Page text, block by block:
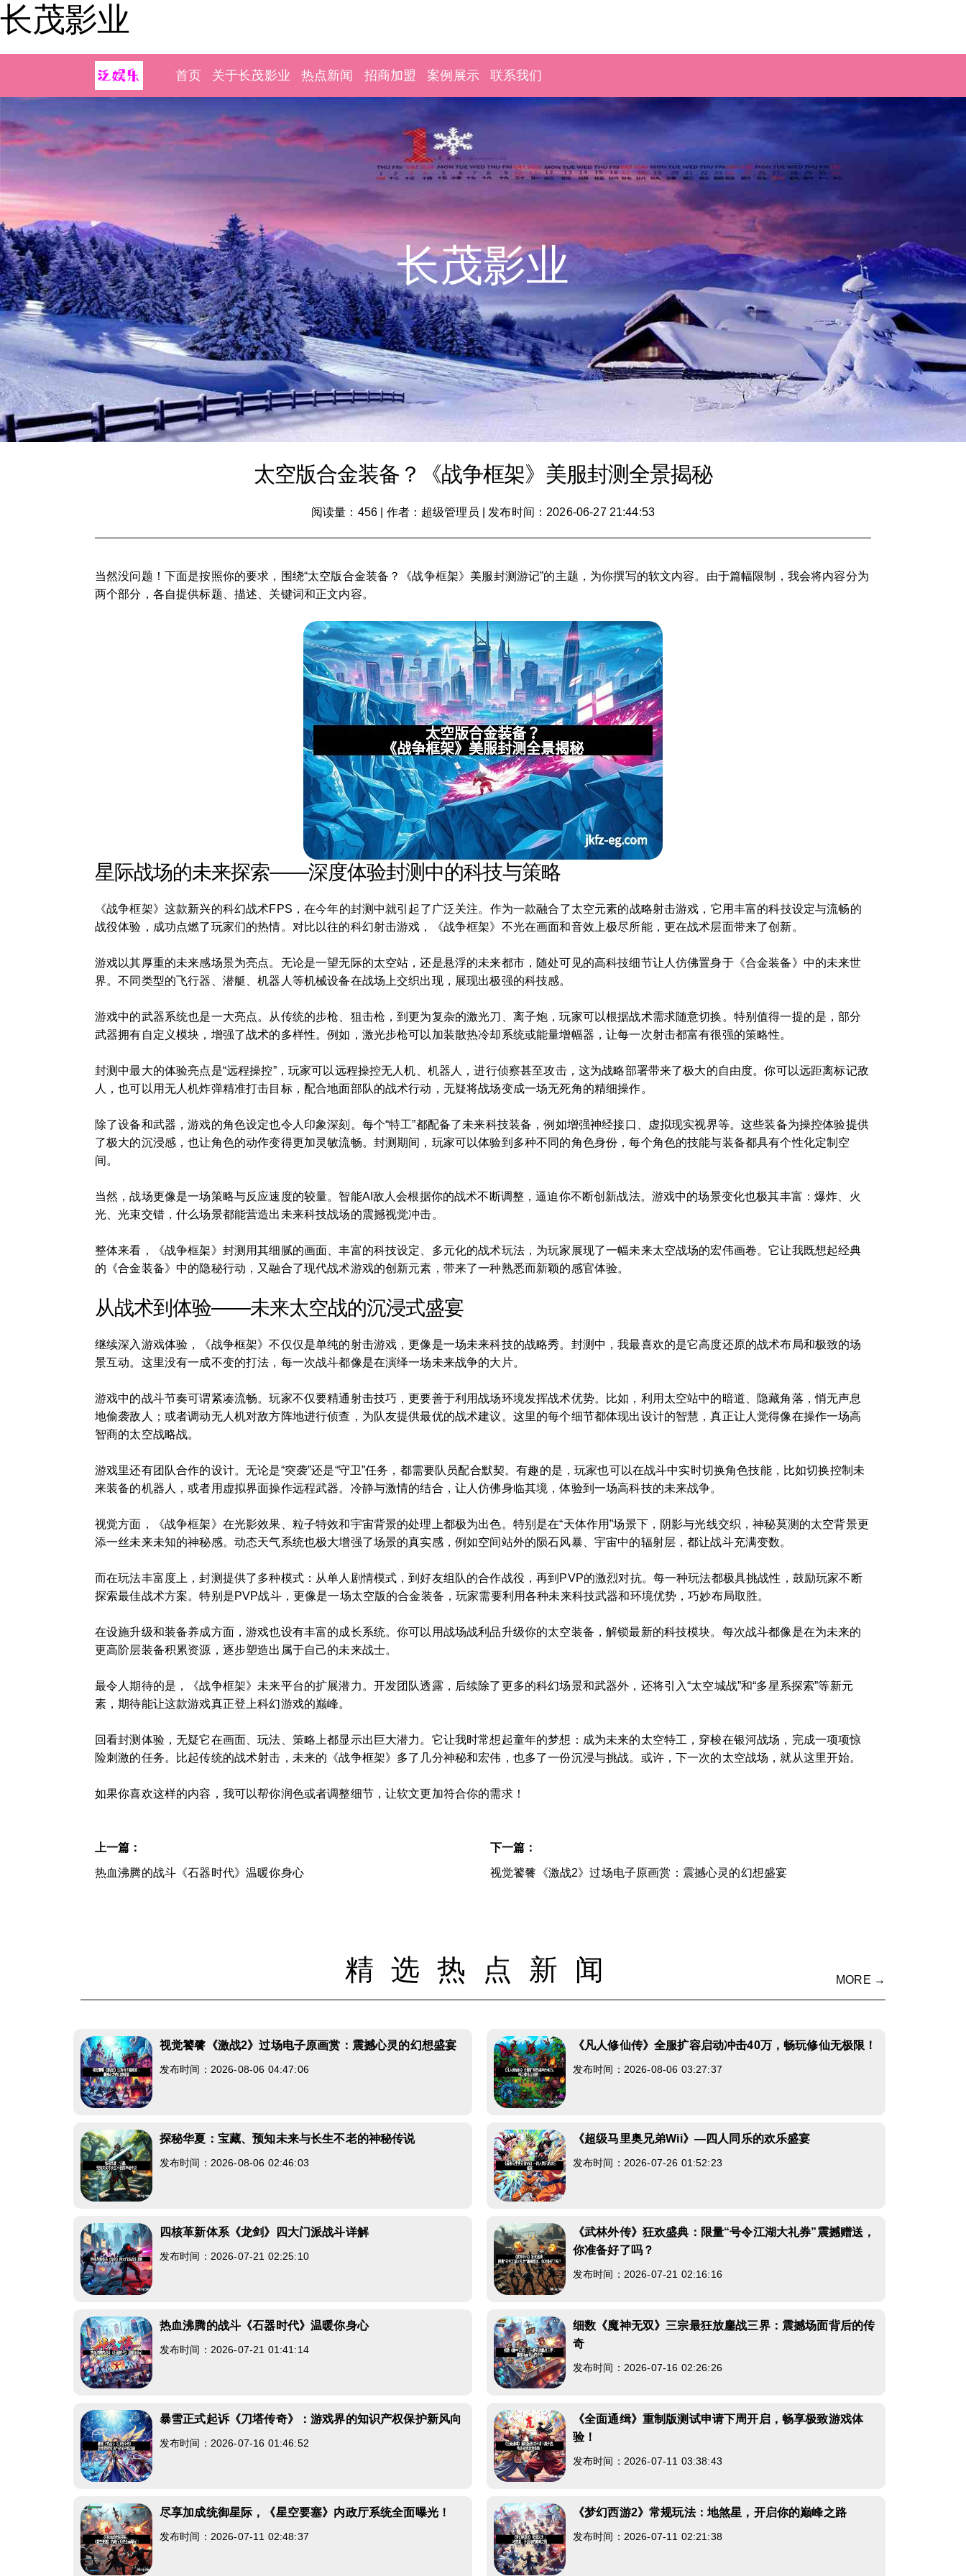
长茂影业
首页 关于长茂影业 热点新闻 招商加盟 案例展示 联系我们
长茂影业
太空版合金装备？《战争框架》美服封测全景揭秘
阅读量：456 作者：超级管理员 发布时间：2026-06-27 21:44:53
当然没问题！下面是按照你的要求，围绕“太空版合金装备？《战争框架》美服封测游记”的主题，为你撰写的软文内容。由于篇幅限制，我会将内容分为
两个部分，各自提供标题、描述、关键词和正文内容。
星际战场的未来探索——深度体验封测中的科技与策略
《战争框架》这款新兴的科幻战术FPS，在今年的封测中就引起了广泛关注。作为一款融合了太空元素的战略射击游戏，它用丰富的科技设定与流畅的
战役体验，成功点燃了玩家们的热情。对比以往的科幻射击游戏，《战争框架》不光在画面和音效上极尽所能，更在战术层面带来了创新。
游戏以其厚重的未来感场景为亮点。无论是一望无际的太空站，还是悬浮的未来都市，随处可见的高科技细节让人仿佛置身于《合金装备》中的未来世
界。不同类型的飞行器、潜艇、机器人等机械设备在战场上交织出现，展现出极强的科技感。
游戏中的武器系统也是一大亮点。从传统的步枪、狙击枪，到更为复杂的激光刀、离子炮，玩家可以根据战术需求随意切换。特别值得一提的是，部分
武器拥有自定义模块，增强了战术的多样性。例如，激光步枪可以加装散热冷却系统或能量增幅器，让每一次射击都富有很强的策略性。
封测中最大的体验亮点是“远程操控”，玩家可以远程操控无人机、机器人，进行侦察甚至攻击，这为战略部署带来了极大的自由度。你可以远距离标记敌
人，也可以用无人机炸弹精准打击目标，配合地面部队的战术行动，无疑将战场变成一场无死角的精细操作。
除了设备和武器，游戏的角色设定也令人印象深刻。每个“特工”都配备了未来科技装备，例如增强神经接口、虚拟现实视界等。这些装备为操控体验提供
了极大的沉浸感，也让角色的动作变得更加灵敏流畅。封测期间，玩家可以体验到多种不同的角色身份，每个角色的技能与装备都具有个性化定制空
间。
当然，战场更像是一场策略与反应速度的较量。智能AI敌人会根据你的战术不断调整，逼迫你不断创新战法。游戏中的场景变化也极其丰富：爆炸、火
光、光束交错，什么场景都能营造出未来科技战场的震撼视觉冲击。
整体来看，《战争框架》封测用其细腻的画面、丰富的科技设定、多元化的战术玩法，为玩家展现了一幅未来太空战场的宏伟画卷。它让我既想起经典
的《合金装备》中的隐秘行动，又融合了现代战术游戏的创新元素，带来了一种熟悉而新颖的感官体验。
从战术到体验——未来太空战的沉浸式盛宴
继续深入游戏体验，《战争框架》不仅仅是单纯的射击游戏，更像是一场未来科技的战略秀。封测中，我最喜欢的是它高度还原的战术布局和极致的场
景互动。这里没有一成不变的打法，每一次战斗都像是在演绎一场未来战争的大片。
游戏中的战斗节奏可谓紧凑流畅。玩家不仅要精通射击技巧，更要善于利用战场环境发挥战术优势。比如，利用太空站中的暗道、隐藏角落，悄无声息
地偷袭敌人；或者调动无人机对敌方阵地进行侦查，为队友提供最优的战术建议。这里的每个细节都体现出设计的智慧，真正让人觉得像在操作一场高
智商的太空战略战。
游戏里还有团队合作的设计。无论是“突袭”还是“守卫”任务，都需要队员配合默契。有趣的是，玩家也可以在战斗中实时切换角色技能，比如切换控制未
来装备的机器人，或者用虚拟界面操作远程武器。冷静与激情的结合，让人仿佛身临其境，体验到一场高科技的未来战争。
视觉方面，《战争框架》在光影效果、粒子特效和宇宙背景的处理上都极为出色。特别是在“天体作用”场景下，阴影与光线交织，神秘莫测的太空背景更
添一丝未来未知的神秘感。动态天气系统也极大增强了场景的真实感，例如空间站外的陨石风暴、宇宙中的辐射层，都让战斗充满变数。
而在玩法丰富度上，封测提供了多种模式：从单人剧情模式，到好友组队的合作战役，再到PVP的激烈对抗。每一种玩法都极具挑战性，鼓励玩家不断
探索最佳战术方案。特别是PVP战斗，更像是一场太空版的合金装备，玩家需要利用各种未来科技武器和环境优势，巧妙布局取胜。
在设施升级和装备养成方面，游戏也设有丰富的成长系统。你可以用战场战利品升级你的太空装备，解锁最新的科技模块。每次战斗都像是在为未来的
更高阶层装备积累资源，逐步塑造出属于自己的未来战士。
最令人期待的是，《战争框架》未来平台的扩展潜力。开发团队透露，后续除了更多的科幻场景和武器外，还将引入“太空城战”和“多星系探索”等新元
素，期待能让这款游戏真正登上科幻游戏的巅峰。
回看封测体验，无疑它在画面、玩法、策略上都显示出巨大潜力。它让我时常想起童年的梦想：成为未来的太空特工，穿梭在银河战场，完成一项项惊
险刺激的任务。比起传统的战术射击，未来的《战争框架》多了几分神秘和宏伟，也多了一份沉浸与挑战。或许，下一次的太空战场，就从这里开始。
如果你喜欢这样的内容，我可以帮你润色或者调整细节，让软文更加符合你的需求！
上一篇：
热血沸腾的战斗《石器时代》温暖你身心
下一篇：
视觉饕餮《激战2》过场电子原画赏：震撼心灵的幻想盛宴
精选热点新闻 MORE →
视觉饕餮《激战2》过场电子原画赏：震撼心灵的幻想盛宴
发布时间：2026-08-06 04:47:06
《凡人修仙传》全服扩容启动冲击40万，畅玩修仙无极限！
发布时间：2026-08-06 03:27:37
探秘华夏：宝藏、预知未来与长生不老的神秘传说
发布时间：2026-08-06 02:46:03
《超级马里奥兄弟Wii》—四人同乐的欢乐盛宴
发布时间：2026-07-26 01:52:23
四核革新体系《龙剑》四大门派战斗详解
发布时间：2026-07-21 02:25:10
《武林外传》狂欢盛典：限量“号令江湖大礼券”震撼赠送，
你准备好了吗？
发布时间：2026-07-21 02:16:16
热血沸腾的战斗《石器时代》温暖你身心
发布时间：2026-07-21 01:41:14
细数《魔神无双》三宗最狂放鏖战三界：震撼场面背后的传
奇
发布时间：2026-07-16 02:26:26
暴雪正式起诉《刀塔传奇》：游戏界的知识产权保护新风向
发布时间：2026-07-16 01:46:52
《全面通缉》重制版测试申请下周开启，畅享极致游戏体
验！
发布时间：2026-07-11 03:38:43
尽享加成统御星际，《星空要塞》内政厅系统全面曝光！
发布时间：2026-07-11 02:48:37
《梦幻西游2》常规玩法：地煞星，开启你的巅峰之路
发布时间：2026-07-11 02:21:38